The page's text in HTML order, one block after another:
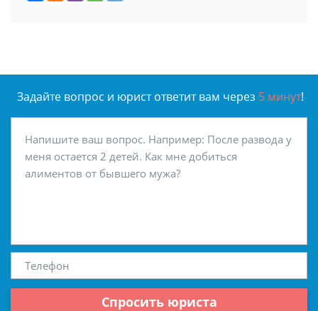
Задайте вопрос и юрист ответит вам через 5 минут!
Спросить юриста